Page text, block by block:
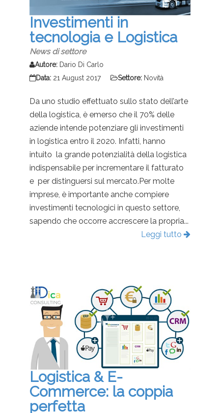
Investimenti in
tecnologia e Logistica
News di settore
Autore: Dario Di Carlo
Data: 21 August 2017 Settore: Novità
Da uno studio effettuato sullo stato dell’arte
della logistica, è emerso che il 70% delle
aziende intende potenziare gli investimenti
in logistica entro il 2020. Infatti, hanno
intuito la grande potenzialità della logistica
indispensabile per incrementare il fatturato
e per distinguersi sul mercato.Per molte
imprese, è importante anche compiere
investimenti tecnologici in questo settore,
sapendo che occorre accrescere la propria...
Leggi tutto
Logistica & E-
Commerce: la coppia
perfetta